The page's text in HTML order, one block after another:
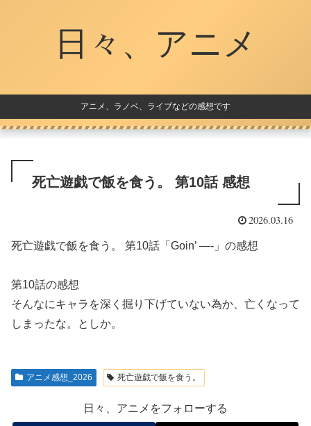
日々、アニメ
アニメ、ラノベ、ライブなどの感想です
死亡遊戯で飯を食う。 第10話 感想
2026.03.16
死亡遊戯で飯を食う。 第10話「Goin’ —-」の感想
第10話の感想
そんなにキャラを深く掘り下げていない為か、亡くなって
しまったな。としか。
アニメ感想_2026 死亡遊戯で飯を食う。
日々、アニメをフォローする